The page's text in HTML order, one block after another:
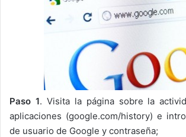
Paso 1. Visita la página sobre la
aplicaciones (google.com/history) e
de usuario de Google y contraseña;